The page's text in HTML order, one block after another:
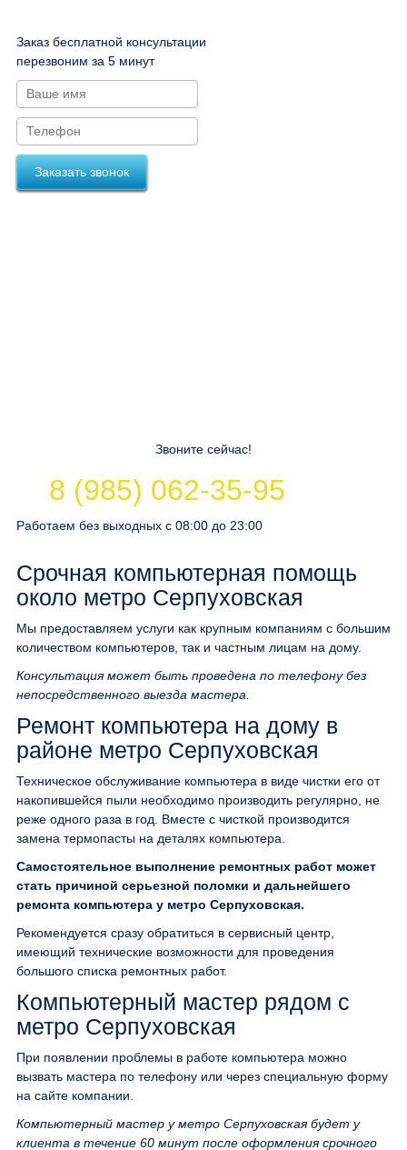
Заказ бесплатной консультации
перезвоним за 5 минут
Заказать звонок
Звоните сейчас!
8 (985) 062-35-95
Работаем без выходных с 08:00 до 23:00
Срочная компьютерная помощь
около метро Серпуховская
Мы предоставляем услуги как крупным компаниям с большим
количеством компьютеров, так и частным лицам на дому.
Консультация может быть проведена по телефону без
непосредственного выезда мастера.
Ремонт компьютера на дому в
районе метро Серпуховская
Техническое обслуживание компьютера в виде чистки его от
накопившейся пыли необходимо производить регулярно, не
реже одного раза в год. Вместе с чисткой производится
замена термопасты на деталях компьютера.
Самостоятельное выполнение ремонтных работ может
стать причиной серьезной поломки и дальнейшего
ремонта компьютера у метро Серпуховская.
Рекомендуется сразу обратиться в сервисный центр,
имеющий технические возможности для проведения
большого списка ремонтных работ.
Компьютерный мастер рядом с
метро Серпуховская
При появлении проблемы в работе компьютера можно
вызвать мастера по телефону или через специальную форму
на сайте компании.
Компьютерный мастер у метро Серпуховская будет у
клиента в течение 60 минут после оформления срочного